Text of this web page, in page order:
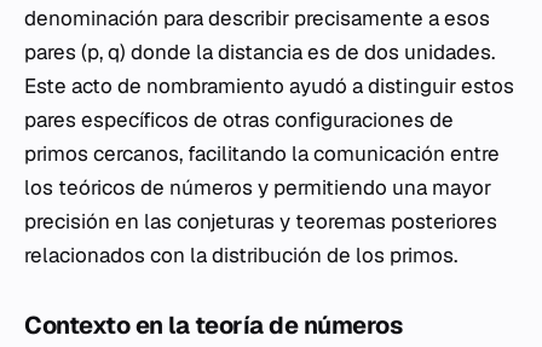
denominación para describir precisamente a esos
pares (p, q) donde la distancia es de dos unidades.
Este acto de nombramiento ayudó a distinguir estos
pares específicos de otras configuraciones de
primos cercanos, facilitando la comunicación entre
los teóricos de números y permitiendo una mayor
precisión en las conjeturas y teoremas posteriores
relacionados con la distribución de los primos.
Contexto en la teoría de números